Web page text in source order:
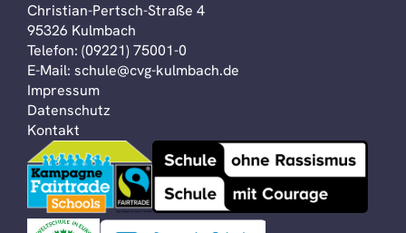
Christian-Pertsch-Straße 4
95326 Kulmbach
Telefon: (09221) 75001-0
E-Mail: schule@cvg-kulmbach.de
Impressum
Datenschutz
Kontakt